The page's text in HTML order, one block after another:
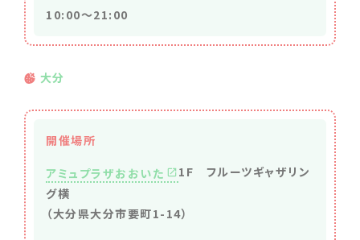
10:00～21:00
大分
開催場所
アミュプラザおおいた
1F フルーツギャザリン
グ横
（大分県大分市要町1-14）